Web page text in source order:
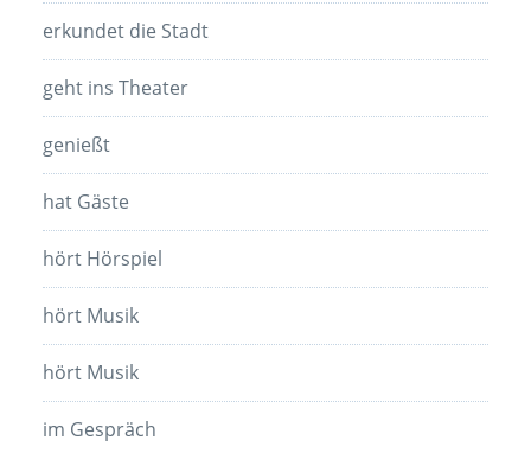
erkundet die Stadt
geht ins Theater
genießt
hat Gäste
hört Hörspiel
hört Musik
hört Musik
im Gespräch